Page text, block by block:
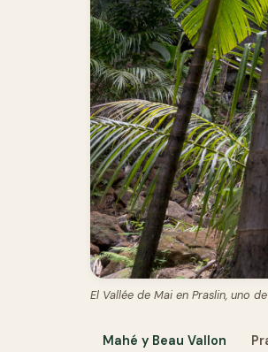
El Vallée de Mai en Praslin, uno
Mahé y Beau Vallon